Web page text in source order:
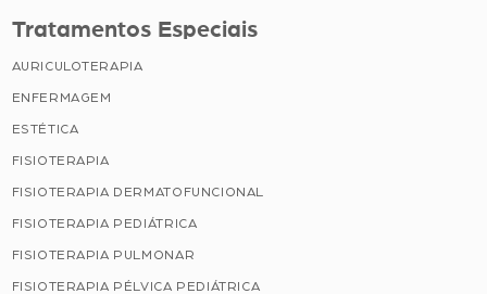
Tratamentos Especiais
AURICULOTERAPIA
ENFERMAGEM
ESTÉTICA
FISIOTERAPIA
FISIOTERAPIA DERMATOFUNCIONAL
FISIOTERAPIA PEDIÁTRICA
FISIOTERAPIA PULMONAR
FISIOTERAPIA PÉLVICA PEDIÁTRICA